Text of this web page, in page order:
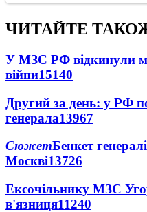
ЧИТАЙТЕ
У МЗС РФ відкинули
війни15140
Другий за день: у РФ
генерала13967
СюжетБенкет
Москві13726
Ексочільнику МЗС
в'язниця11240